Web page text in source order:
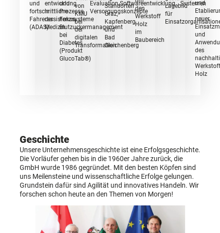
und
fortschrittliche
Fahrerassistenzsysteme
(ADAS)
entwicklung
in
der
Medizin
und
Prozesse,
Fokus
Blutzuckermanagement
bei
Diabetes
(Produkt
GlucoTab®)
von
KMU
bei
der
digitalen
Transformation
Evaluation,
Versorgungskonzepte
Standorten
Graz,
Kapfenberg
und
Bad
Gleichenberg
Softwareentwicklung
den
Werkstoff
Holz
im
Baubereich
Lagebild
für
Systemen
und
neuer
und
des
Holz
Geschichte
Unsere Unternehmensgeschichte ist eine Erfolgsgeschichte.
Die Vorläufer gehen bis in die 1960er Jahre zurück, die
GmbH wurde 1986 gegründet. Mit den besten Köpfen sind
uns Meilensteine und wissenschaftliche Erfolge gelungen.
Grundstein dafür sind Agilität und innovatives Handeln. Wir
forschen schon heute an den Themen von Morgen!